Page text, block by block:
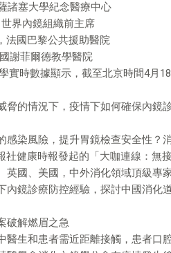
諸塞大學紀念醫療中心
界內鏡組織前主席
法國巴黎公共援助醫院
謝菲爾德教學醫院
實時數據顯示，截至北京時間4月
脅的情況下，疫情下如何確保內鏡
感染風險，提升胃鏡檢查安全性？
社健康時報發起的「大咖連線：無
英國、美國，中外消化領域頂級專
內鏡診療防控經驗，探討中國消
破解燃眉之急
醫生和患者需近距離接觸，患者口